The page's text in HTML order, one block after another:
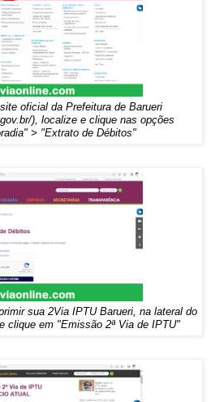
oficial da Prefeitura de Barueri
), localize e clique nas opções
> "Extrato de Débitos"
sua 2Via IPTU Barueri, na lateral do
clique em "Emissão 2ª Via de IPTU"